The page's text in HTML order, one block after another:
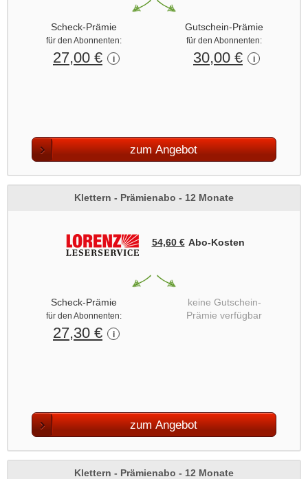
Scheck-Prämie
für den Abonnenten:
27,00 € i
Gutschein-Prämie
für den Abonnenten:
30,00 € i
zum Angebot
Klettern - Prämienabo - 12 Monate
54,60 € Abo‑Kosten
Scheck-Prämie
für den Abonnenten:
27,30 € i
keine Gutschein-
Prämie verfügbar
zum Angebot
Klettern - Prämienabo - 12 Monate